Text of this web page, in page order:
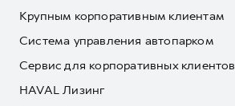
Крупным корпоративным клиентам
Система управления автопарком
Сервис для корпоративных клиентов
HAVAL Лизинг